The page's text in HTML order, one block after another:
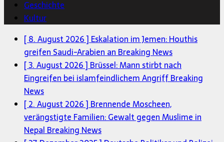
Geschichte
Kultur
[ 8. August 2026 ] Eskalation im Jemen: Houthis
greifen Saudi-Arabien an Breaking News
[ 3. August 2026 ] Brüssel: Mann stirbt nach
Eingreifen bei islamfeindlichem AngriffBreaking
News
[ 2. August 2026 ] Brennende Moscheen,
verängstigte Familien: Gewalt gegen Muslime in
Nepal Breaking News